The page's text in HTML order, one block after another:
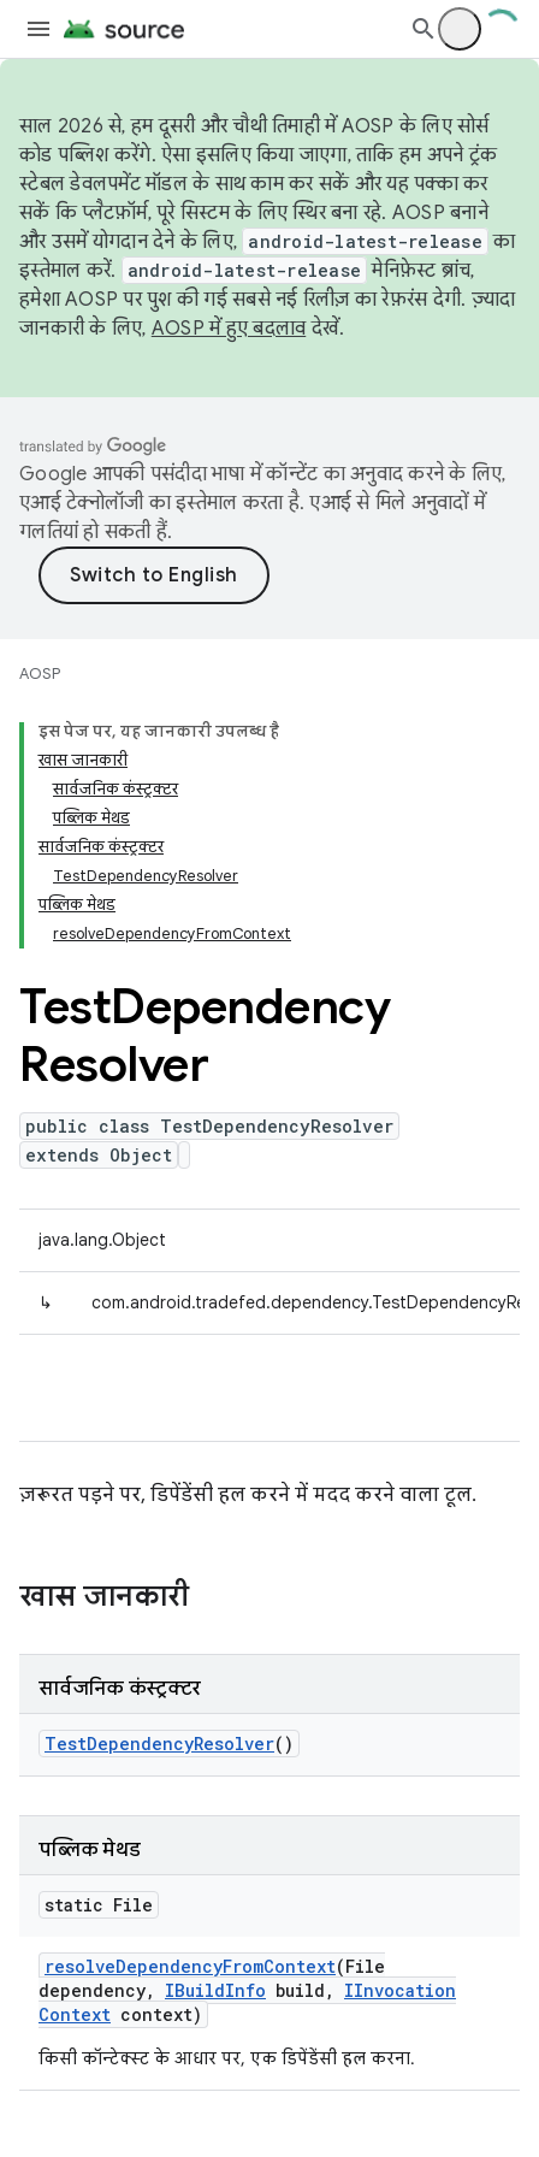
साल 2026 से, हम दूसरी और चौथी तिमाही में AOSP के लिए सोर्स
कोड पब्लिश करेंगे. ऐसा इसलिए किया जाएगा, ताकि हम अपने ट्रंक
स्टेबल डेवलपमेंट मॉडल के साथ काम कर सकें और यह पक्का कर
सकें कि प्लैटफ़ॉर्म, पूरे सिस्टम के लिए स्थिर बना रहे. AOSP बनाने
और उसमें योगदान देने के लिए, android-latest-release का
इस्तेमाल करें.
android-latest-release मेनिफ़ेस्ट ब्रांच,
हमेशा AOSP पर पुश की गई सबसे नई रिलीज़ का रेफ़रंस देगी. ज़्यादा
जानकारी के लिए, AOSP में हुए बदलावदेखें.
Google आपकी पसंदीदा भाषा में कॉन्टेंट का अनुवाद करने के लिए,
एआई टेक्नोलॉजी का इस्तेमाल करता है. एआई से मिले अनुवादों में
गलतियां हो सकती हैं.
AOSP
इस पेज पर, यह जानकारी उपलब्ध है
खास जानकारी
सार्वजनिक कंस्ट्रक्टर
पब्लिक मेथड
सार्वजनिक कंस्ट्रक्टर
TestDependencyResolver
पब्लिक मेथड
resolveDependencyFromContext
TestDependency
Resolver
public class TestDependencyResolver
extends Object
java.lang.Object
↳
ज़रूरत पड़ने पर, डिपेंडेंसी हल करने में मदद करने वाला टूल.
खास जानकारी
सार्वजनिक कंस्ट्रक्टर
TestDependencyResolver()
पब्लिक मेथड
static File
resolveDependencyFromContext(File
dependency, IBuildInfo build ,
IInvocation
Context context)
किसी कॉन्टेक्स्ट के आधार पर, एक डिपेंडेंसी हल करना.